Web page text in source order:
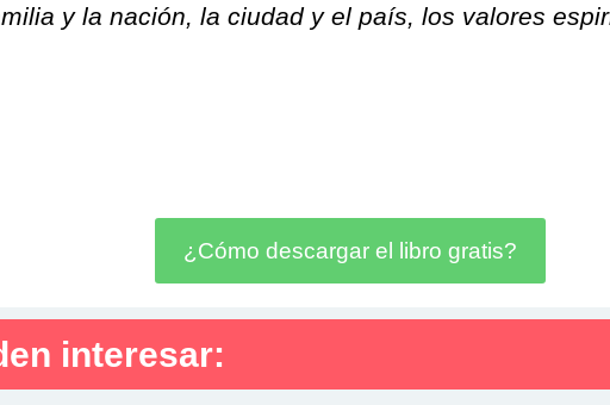
y la nación, la ciudad y el país, los valores
¿Cómo descargar el libro gratis?
interesar: